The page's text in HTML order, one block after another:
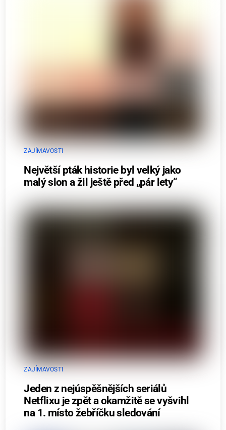
ZAJÍMAVOSTI
Největší pták historie byl velký jako
malý slon a žil ještě před „pár lety“
ZAJÍMAVOSTI
Jeden z nejúspěšnějších seriálů
Netflixu je zpět a okamžitě se vyšvihl
na 1. místo žebříčku sledování